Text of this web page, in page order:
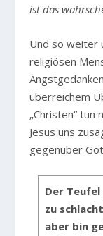
ist das
Und so weiter
religiösen
überreichem
„Christen“ tun
Jesus uns
gegenüber
Der
zu
aber bin